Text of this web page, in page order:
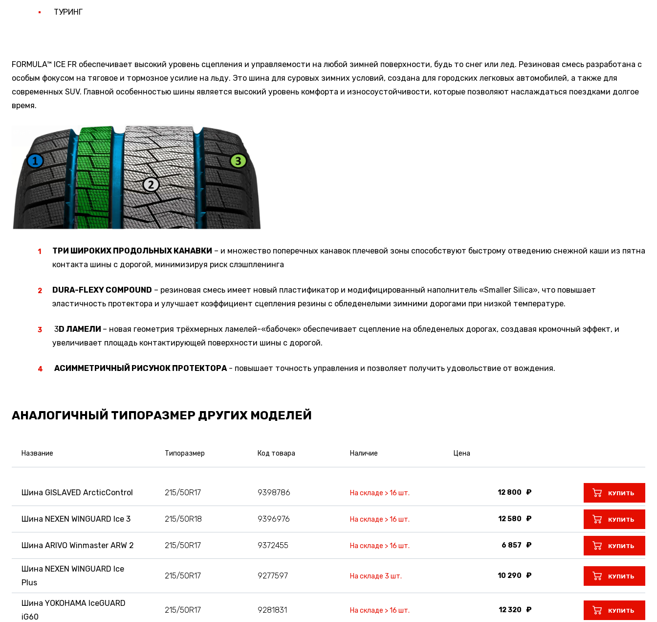
ТУРИНГ
FORMULA™ ICE FR обеспечивает высокий уровень сцепления и управляемости на любой зимней поверхности, будь то снег или лед. Резиновая смесь разработана с
особым фокусом на тяговое и тормозное усилие на льду. Это шина для суровых зимних условий, создана для городских легковых автомобилей, а также для
современных SUV. Главной особенностью шины является высокий уровень комфорта и износоустойчивости, которые позволяют наслаждаться поездками долгое
время.
ТРИ ШИРОКИХ ПРОДОЛЬНЫХ КАНАВКИ – и множество поперечных канавок плечевой зоны способствуют быстрому отведению снежной каши из пятна
контакта шины с дорогой, минимизируя риск слэшпленинга
DURA-FLEXY COMPOUND – резиновая смесь имеет новый пластификатор и модифицированный наполнитель «Smaller Silica», что повышает
эластичность протектора и улучшает коэффициент сцепления резины с обледенелыми зимними дорогами при низкой температуре.
3D ЛАМЕЛИ – новая геометрия трёхмерных ламелей-«бабочек» обеспечивает сцепление на обледенелых дорогах, создавая кромочный эффект, и
увеличивает площадь контактирующей поверхности шины с дорогой.
АСИММЕТРИЧНЫЙ РИСУНОК ПРОТЕКТОРА - повышает точность управления и позволяет получить удовольствие от вождения.
АНАЛОГИЧНЫЙ ТИПОРАЗМЕР ДРУГИХ МОДЕЛЕЙ
Название Типоразмер Код товара Наличие Цена
Шина GISLAVED ArcticControl 215/50R17 9398786 На складе > 16 шт. 12 800 КУПИТЬ
Шина NEXEN WINGUARD Ice 3 215/50R18 9396976 На складе > 16 шт. 12 580 КУПИТЬ
Шина ARIVO Winmaster ARW 2 215/50R17 9372455 На складе > 16 шт. 6 857 КУПИТЬ
Шина NEXEN WINGUARD Ice
Plus
215/50R17 9277597 На складе 3 шт. 10 290 КУПИТЬ
Шина YOKOHAMA IceGUARD
iG60
215/50R17 9281831 На складе > 16 шт. 12 320 КУПИТЬ